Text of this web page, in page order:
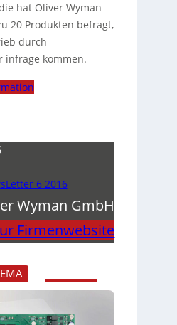
hat Oliver Wyman
20 Produkten befragt,
durch
infrage kommen.
6 2016
Wyman GmbH
Firmenwebsite